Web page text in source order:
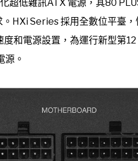
超低雜訊ATX 電源，其80
HXi Series 採用全數位平臺
度和電源設置，為運行新型第
源。